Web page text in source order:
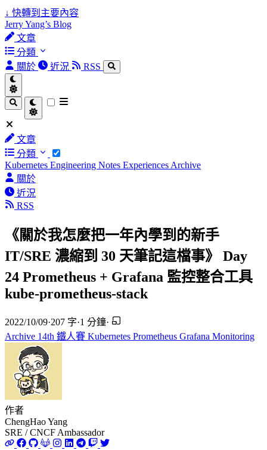
↓ 快轉到主要內容
Jerry Yang’s Blog
文章
分類
關於
近況 RSS
文章
分類
Kubernetes Engineering Notes Experiences Archive
關於
近況
RSS
《關於我怎麼把一年內學到的新手
IT/SRE 濃縮到 30 天筆記這檔事》 Day
24 Prometheus + Grafana 監控整合工具
kube-prometheus-stack
2022/10/09·207 字·1 分鐘·
Archive 14th 鐵人賽 Kubernetes Prometheus Grafana Monitoring
作者
ChengHao Yang
SRE / CNCF Ambassador